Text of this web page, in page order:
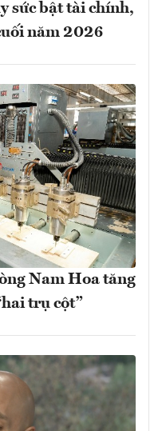
sức bật tài chính,
năm 2026
Nam Hoa tăng
trụ cột”